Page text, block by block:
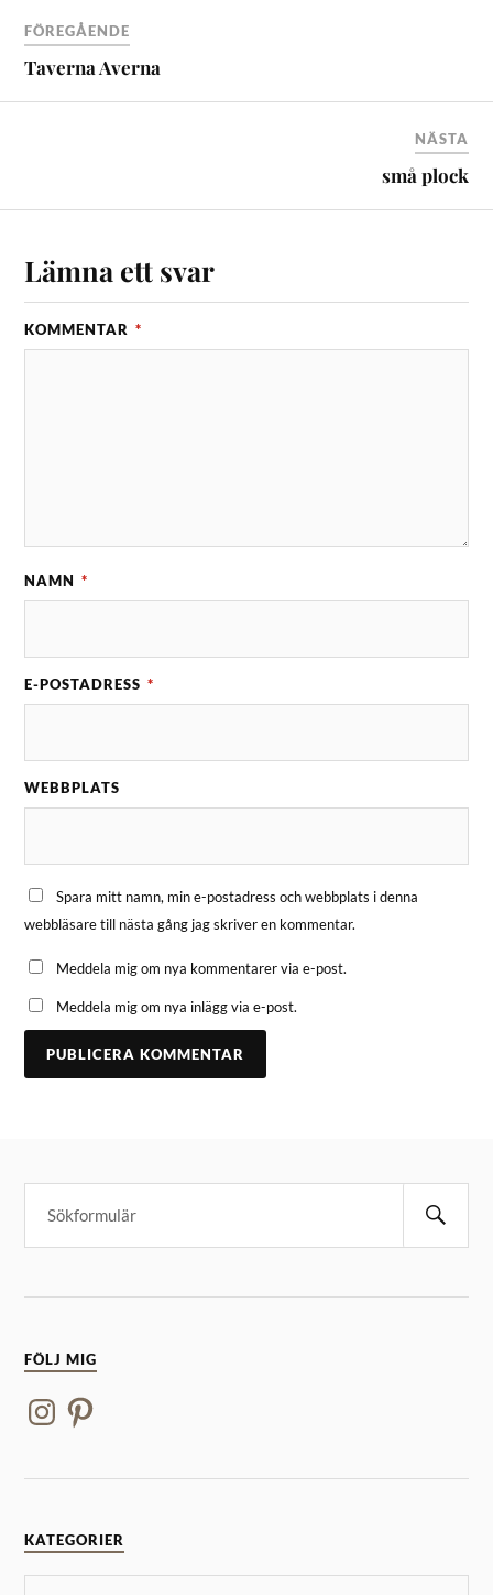
FÖREGÅENDE
Taverna Averna
NÄSTA
små plock
Lämna ett svar
KOMMENTAR *
NAMN *
E-POSTADRESS *
WEBBPLATS
Spara mitt namn, min e-postadress och webbplats i denna
webbläsare till nästa gång jag skriver en kommentar.
Meddela mig om nya kommentarer via e-post.
Meddela mig om nya inlägg via e-post.
FÖLJ MIG
KATEGORIER